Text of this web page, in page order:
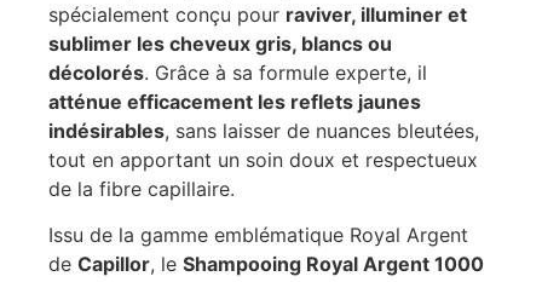
spécialement conçu pour raviver, illuminer et
sublimer les cheveux gris, blancs ou
décolorés. Grâce à sa formule experte, il
atténue efficacement les reflets jaunes
indésirables, sans laisser de nuances bleutées,
tout en apportant un soin doux et respectueux
de la fibre capillaire.
Issu de la gamme emblématique Royal Argent
de Capillor, le Shampooing Royal Argent 1000